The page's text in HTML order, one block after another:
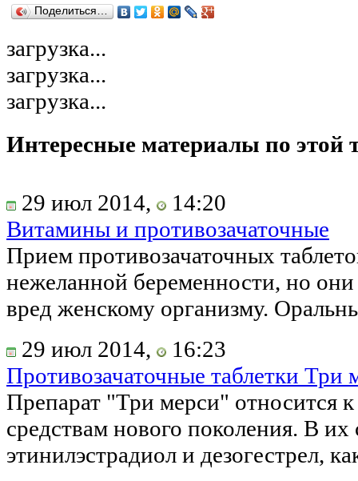
Поделиться…
загрузка...
загрузка...
загрузка...
Интересные материалы по этой
29 июл 2014,
14:20
Витамины и противозачаточные
Прием противозачаточных
нежеланной беременности, но
вред женскому организму.
29 июл 2014,
16:23
Противозачаточные таблетки Три
Препарат "Три мерси" относится
средствам нового поколения. В их
этинилэстрадиол и дезогестрел,